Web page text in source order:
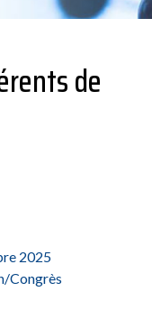
de
2025
Congrès